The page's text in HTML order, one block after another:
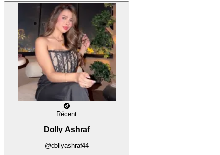
Récent
Dolly Ashraf
@dollyashraf44